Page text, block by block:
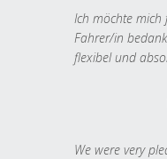
Ich möchte mich
Fahrer/in
flexibel und
We were very